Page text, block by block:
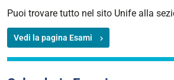
Puoi trovare tutto nel sito Unife alla
Vedi la pagina Esami